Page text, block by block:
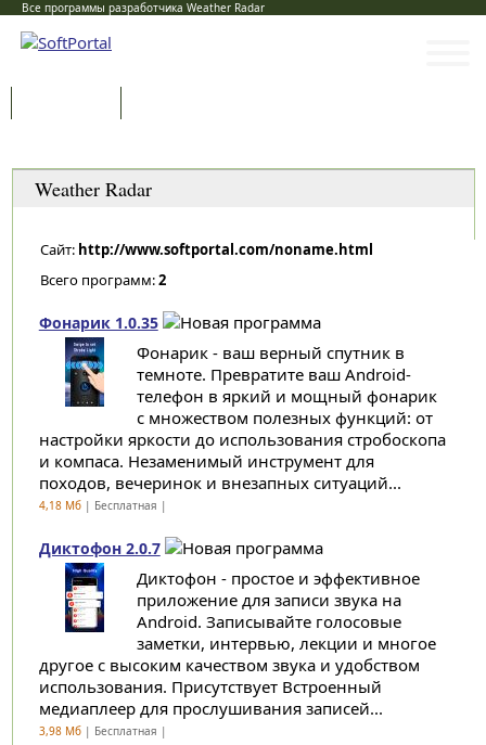
Все программы разработчика Weather Radar
Weather Radar
Сайт: http://www.softportal.com/noname.html
Всего программ:2
Фонарик 1.0.35
Фонарик - ваш верный спутник в
темноте. Превратите ваш Android-
телефон в яркий и мощный фонарик
с множеством полезных функций: от
настройки яркости до использования стробоскопа
и компаса. Незаменимый инструмент для
походов, вечеринок и внезапных ситуаций...
4,18 Мб| Бесплатная |
Диктофон 2.0.7
Диктофон - простое и эффективное
приложение для записи звука на
Android. Записывайте голосовые
заметки, интервью, лекции и многое
другое с высоким качеством звука и удобством
использования. Присутствует Встроенный
медиаплеер для прослушивания записей...
3,98 Мб| Бесплатная |